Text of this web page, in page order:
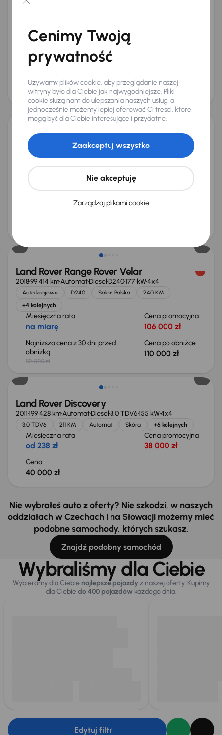
Land Rover Discovery Sport
+10 kolejnych
od 348 zł
obniżką
60 000 zł
58 500 zł
Taniej o 1 000 zł
Land Rover Range Rover Evoque
2016 DieseleD4110 kW 4x4
+1 kolejnych
Miesięczna rata Cena promocyjna
Land Rover Range Rover Velar
201899 414 kmAutomatDiesel D240177 kW4x4
Auta krajowe D240 Salon Polska
240 KM
+4 kolejnych
Miesięczna rata
na miarę
Cena promocyjna
106 000 zł
Najniższa cena z 30 dni przed
obniżką
112 000 zł
Cena po obniżce
110 000 zł
Land Rover Discovery
2011199 428 kmAutomatDiesel3.0 TDV6155 kW4x4
3.0 TDV6 211 KM Automat Skóra +6 kolejnych
Miesięczna rata
od 238 zł
Cena promocyjna
38 000 zł
Cena
40 000 zł
Nie wybrałeś auto z oferty? Nie szkodzi, w naszych
oddziałach w Czechach i na Słowacji możemy mieć
podobne samochody, których szukasz.
Znajdź podobny samochód
Wybraliśmy dla Ciebie
Wybieramy dla Ciebie najlepsze pojazdy z naszej oferty. Kupimy
dla Ciebiedo 400 pojazdówkażdego dnia.
Edytuj filtr
Cenimy Twoją
prywatność
Używamy plików cookie, aby przeglądanie naszej
witryny było dla Ciebie jak najwygodniejsze. Pliki
cookie służą nam do ulepszania naszych usług, a
jednocześnie możemy lepiej oferować Ci treści, które
mogą być dla Ciebie interesujące i przydatne.
Zarządzaj plikami cookie
Nie akceptuję
Zaakceptuj wszystko